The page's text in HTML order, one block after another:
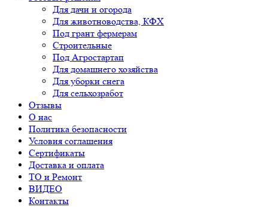
Для дачи и огорода
Для животноводства, КФХ
Под грант фермерам
Строительные
Под Агростартап
Для домашнего хозяйства
Для уборки снега
Для сельхозработ
Отзывы
О нас
Политика безопасности
Условия соглашения
Сертификаты
Доставка и оплата
ТО и Ремонт
ВИДЕО
Контакты